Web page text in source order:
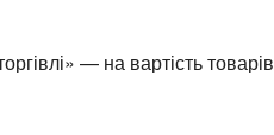
— на вартість товарів